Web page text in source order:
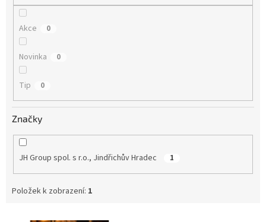
Akce 0
Novinka 0
Tip 0
Značky
JH Group spol. s r.o., Jindřichův Hradec 1
Položek k zobrazení: 1